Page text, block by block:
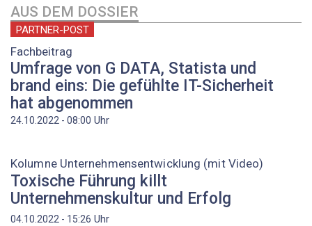
AUS DEM DOSSIER
PARTNER-POST
Fachbeitrag
Umfrage von G DATA, Statista und
brand eins: Die gefühlte IT-Sicherheit
hat abgenommen
24.10.2022 - 08:00 Uhr
Kolumne Unternehmensentwicklung (mit Video)
Toxische Führung killt
Unternehmenskultur und Erfolg
04.10.2022 - 15:26 Uhr